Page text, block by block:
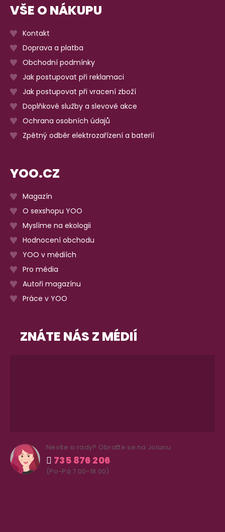
VŠE O NÁKUPU
Kontakt
Doprava a platba
Obchodní podmínky
Jak postupovat při reklamaci
Jak postupovat při vracení zboží
Doplňkové služby a slevové akce
Ochrana osobních údajů
Zpětný odběr elektrozařízení a baterií
YOO.CZ
Magazín
O sexshopu YOO
Myslíme na ekologii
Hodnocení obchodu
YOO v médiích
Pro média
Autoři magazínu
Práce v YOO
ZNÁTE NÁS Z MÉDIÍ
Nevíte si rady? Obraťte se na Jolanu
735 876 206
(Po-Pá 7.00-18.00)